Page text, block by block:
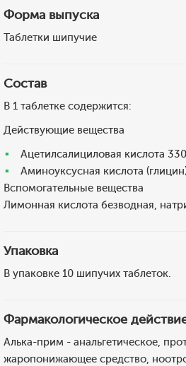
Форма выпуска
Таблетки шипучие
Состав
В 1 таблетке содержится:
Действующие вещества
Ацетилсалициловая кислота
Аминоуксусная кислота
Вспомогательные вещества
Лимонная кислота безводная,
Упаковка
В упаковке 10 шипучих таблеток.
Фармакологическое
Алька-прим - анальгетическое,
жаропонижающее средство,